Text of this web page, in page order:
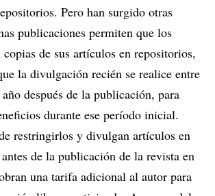
Pero han surgido otras
publicaciones permiten que los
copias de sus artículos en repositorios,
la divulgación recién se realice entre
después de la publicación, para
durante ese período inicial.
restringirlos y divulgan artículos en
de la publicación de la revista en
una tarifa adicional al autor para